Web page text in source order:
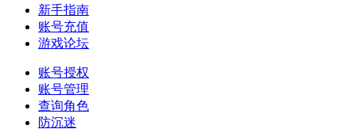
新手指南
账号充值
游戏论坛
账号授权
账号管理
查询角色
防沉迷